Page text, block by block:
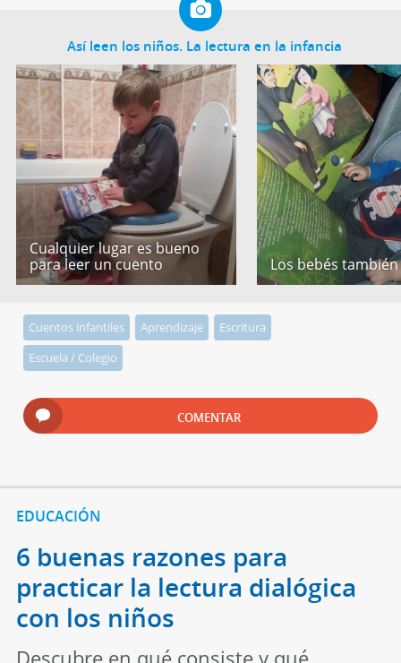
Así leen los niños. La lectura en la infancia
Cualquier lugar es bueno
para leer un cuento
Los bebés
Cuentos infantiles Aprendizaje
Escritura
Escuela / Colegio
COMENTAR
EDUCACIÓN
6 buenas razones para
practicar la lectura dialógica
con los niños